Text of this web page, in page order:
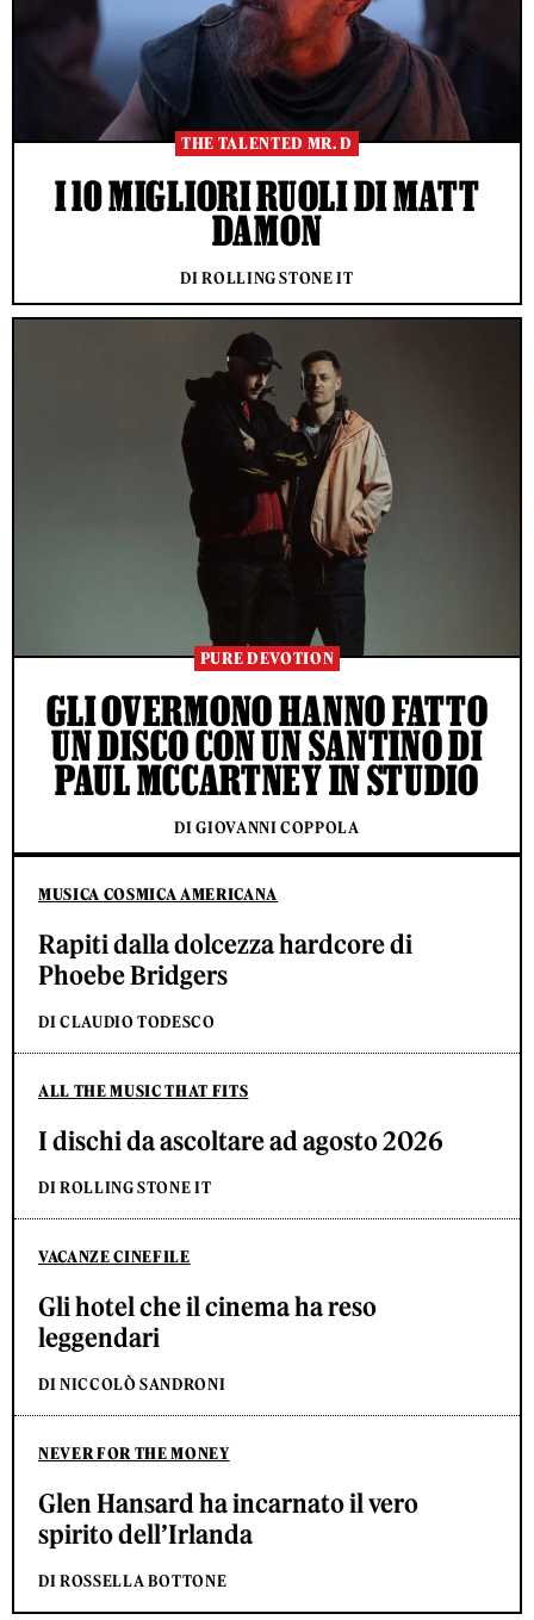
MUSICA COSMICA AMERICANA
Rapiti dalla dolcezza hardcore di
Phoebe Bridgers
DI CLAUDIO TODESCO
ALL THE MUSIC THAT FITS
I dischi da ascoltare ad agosto 2026
DI ROLLING STONE IT
VACANZE CINEFILE
Gli hotel che il cinema ha reso
leggendari
DI NICCOLÒ SANDRONI
NEVER FOR THE MONEY
Glen Hansard ha incarnato il vero
spirito dell’Irlanda
DI ROSSELLA BOTTONE
THE TALENTED MR. D
I 10 MIGLIORI RUOLI DI MATT
DAMON
DI ROLLING STONE IT
PURE DEVOTION
GLI OVERMONO HANNO FATTO
UN DISCO CON UN SANTINO DI
PAUL MCCARTNEY IN STUDIO
DI GIOVANNI COPPOLA